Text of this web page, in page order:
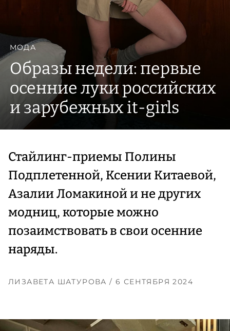
МОДА
Образы недели: первые
осенние луки российских
и зарубежных it-girls
Стайлинг-приемы Полины
Подплетенной, Ксении Китаевой,
Азалии Ломакиной и не других
модниц, которые можно
позаимствовать в свои осенние
наряды.
ЛИЗАВЕТА ШАТУРОВА/ 6 СЕНТЯБРЯ 2024